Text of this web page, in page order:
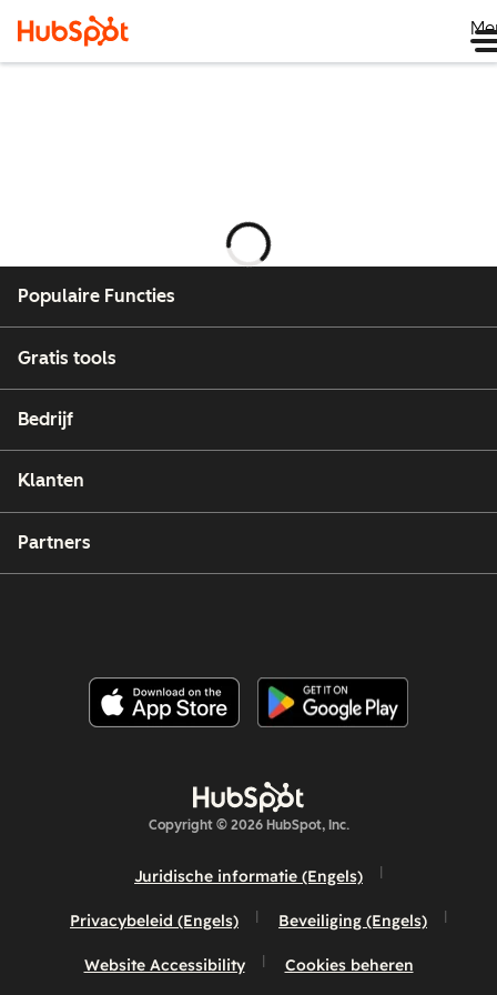
Wordt
geladen
Populaire Functies
Gratis tools
Bedrijf
Klanten
Partners
Copyright © 2026 HubSpot, Inc.
Juridische informatie (Engels)
Privacybeleid (Engels) Beveiliging (Engels)
Website Accessibility Cookies beheren